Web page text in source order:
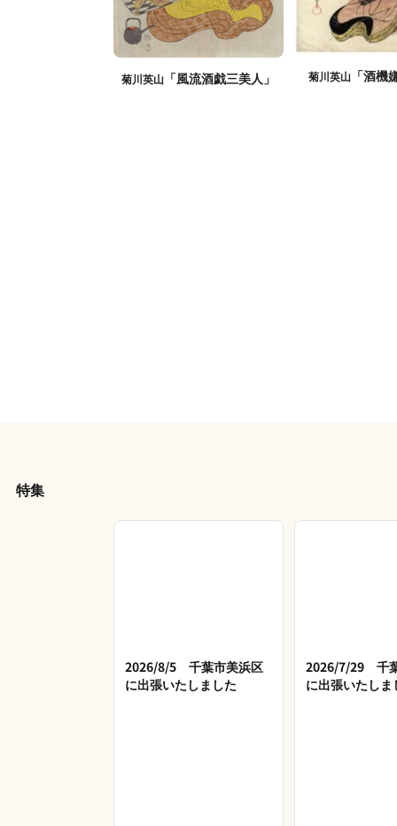
菊川英山 「風流酒戯三美人」 菊川英山 「酒機
特集
2026/8/5 千葉市美浜区
に出張いたしました
2026/7/29 千
に出張いたしま